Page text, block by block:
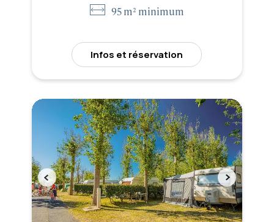
95 m² minimum
Infos et réservation